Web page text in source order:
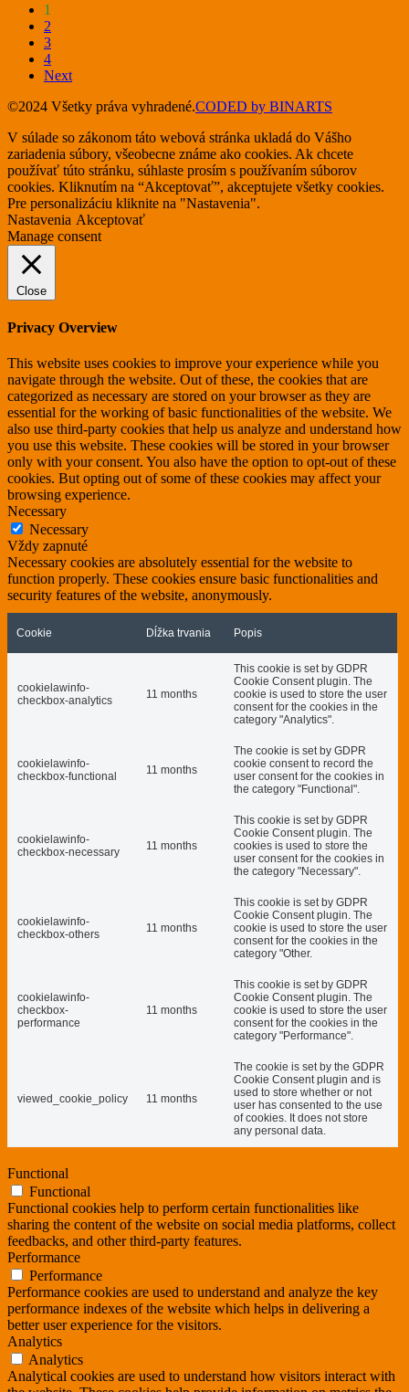
1
2
3
4
Next
©2024 Všetky práva vyhradené.CODED by BINARTS
V súlade so zákonom táto webová stránka ukladá do Vášho
zariadenia súbory, všeobecne známe ako cookies. Ak chcete
používať túto stránku, súhlaste prosím s používaním súborov
cookies. Kliknutím na “Akceptovať”, akceptujete všetky cookies.
Pre personalizáciu kliknite na "Nastavenia".
Nastavenia Akceptovať
Manage consent
Close
Privacy Overview
This website uses cookies to improve your experience while you
navigate through the website. Out of these, the cookies that are
categorized as necessary are stored on your browser as they are
essential for the working of basic functionalities of the website. We
also use third-party cookies that help us analyze and understand how
you use this website. These cookies will be stored in your browser
only with your consent. You also have the option to opt-out of these
cookies. But opting out of some of these cookies may affect your
browsing experience.
Necessary
Necessary
Vždy zapnuté
Necessary cookies are absolutely essential for the website to
function properly. These cookies ensure basic functionalities and
security features of the website, anonymously.
Cookie Dĺžka trvania Popis
cookielawinfo-
checkbox-analytics
11 months
This cookie is set by GDPR
Cookie Consent plugin. The
cookie is used to store the user
consent for the cookies in the
category "Analytics".
cookielawinfo-
checkbox-functional
11 months
The cookie is set by GDPR
cookie consent to record the
user consent for the cookies in
the category "Functional".
cookielawinfo-
checkbox-necessary
11 months
This cookie is set by GDPR
Cookie Consent plugin. The
cookies is used to store the
user consent for the cookies in
the category "Necessary".
cookielawinfo-
checkbox-others
11 months
This cookie is set by GDPR
Cookie Consent plugin. The
cookie is used to store the user
consent for the cookies in the
category "Other.
cookielawinfo-
checkbox-
performance
11 months
This cookie is set by GDPR
Cookie Consent plugin. The
cookie is used to store the user
consent for the cookies in the
category "Performance".
viewed_cookie_policy 11 months
The cookie is set by the GDPR
Cookie Consent plugin and is
used to store whether or not
user has consented to the use
of cookies. It does not store
any personal data.
Functional
Functional
Functional cookies help to perform certain functionalities like
sharing the content of the website on social media platforms, collect
feedbacks, and other third-party features.
Performance
Performance
Performance cookies are used to understand and analyze the key
performance indexes of the website which helps in delivering a
better user experience for the visitors.
Analytics
Analytics
Analytical cookies are used to understand how visitors interact with